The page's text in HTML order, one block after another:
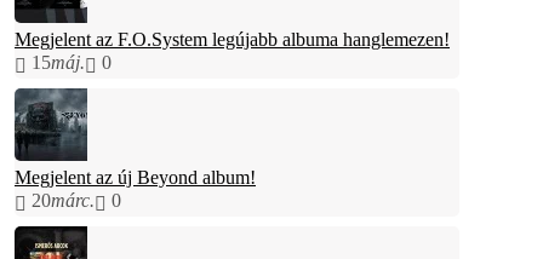
Megjelent az F.O.System legújabb albuma hanglemezen!
15máj. 0
Megjelent az új Beyond album!
20márc. 0